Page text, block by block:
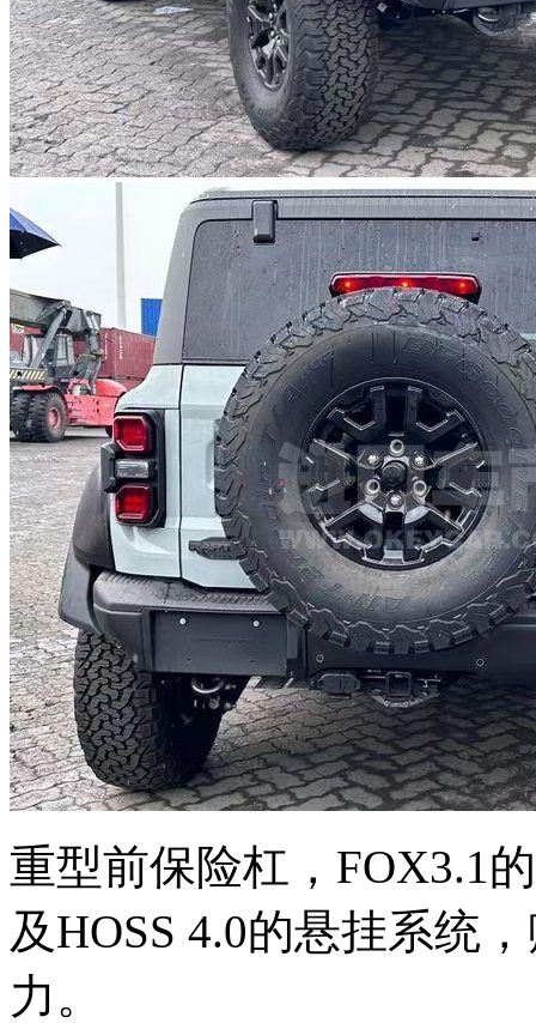
重型前保险杠，FOX3.1
及HOSS 4.0的悬挂系统
力。